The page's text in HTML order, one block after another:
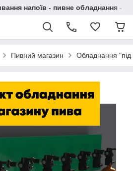
напоїв - пивне обладнання - в
Пивний магазин Обладнання "під